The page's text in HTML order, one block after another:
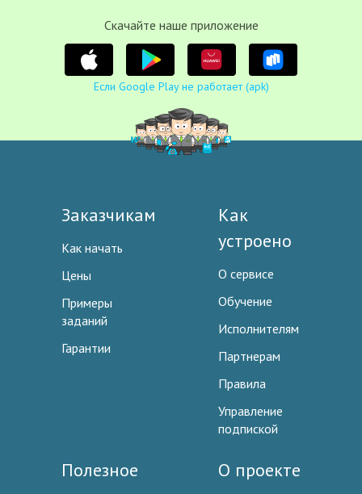
Cкачайте наше приложение
Если Google Play не работает (apk)
Заказчикам
Как начать
Цены
Примеры
заданий
Гарантии
Как
устроено
О сервисе
Обучение
Исполнителям
Партнерам
Правила
Управление
подпиской
Полезное О проекте